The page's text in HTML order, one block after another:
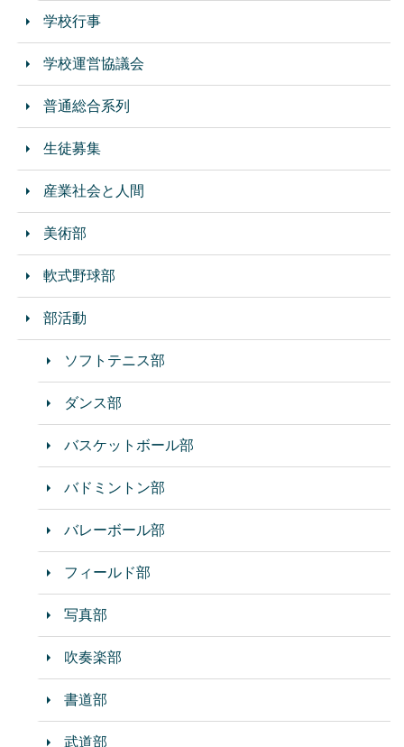
学校行事
学校運営協議会
普通総合系列
生徒募集
産業社会と人間
美術部
軟式野球部
部活動
ソフトテニス部
ダンス部
バスケットボール部
バドミントン部
バレーボール部
フィールド部
写真部
吹奏楽部
書道部
武道部